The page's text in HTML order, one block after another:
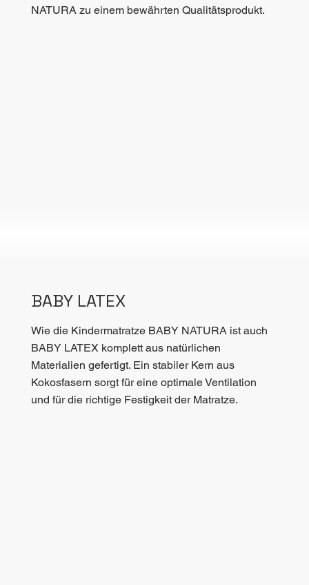
NATURA zu einem bewährten Qualitätsprodukt.
BABY LATEX
Wie die Kindermatratze BABY NATURA ist auch
BABY LATEX komplett aus natürlichen
Materialien gefertigt. Ein stabiler Kern aus
Kokosfasern sorgt für eine optimale Ventilation
und für die richtige Festigkeit der Matratze.